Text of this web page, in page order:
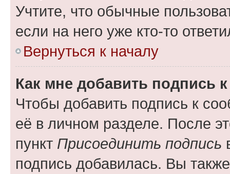
Учтите, что обычные
если на него уже кто-то
Вернуться к началу
Как мне добавить подпись
Чтобы добавить подпись к
её в личном разделе. После
пункт Присоединить подпись
подпись добавилась. Вы